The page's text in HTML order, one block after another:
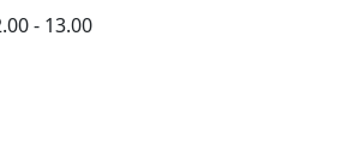
- 13.00